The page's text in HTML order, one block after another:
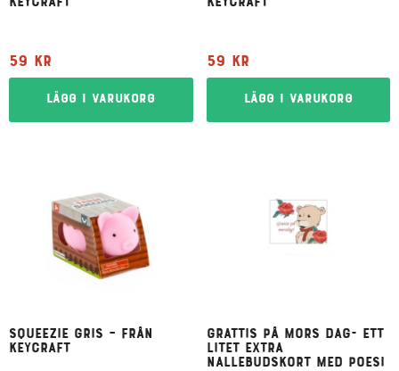
Keycraft
59 kr
Lägg i varukorg
Keycraft
59 kr
Lägg i varukorg
Squeezie Gris – från
Keycraft
Grattis på mors dag- Ett
litet extra
Nallebudskort med poesi